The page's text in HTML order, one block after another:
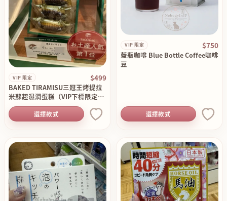
VIP 限定 $499
BAKED TIRAMISU三冠王烤提拉
米蘇超濕潤蛋糕（VIP下標限定請
勿自行下單）
選擇款式
VIP 限定 $750
藍瓶咖啡 Blue Bottle Coffee咖啡
豆
選擇款式